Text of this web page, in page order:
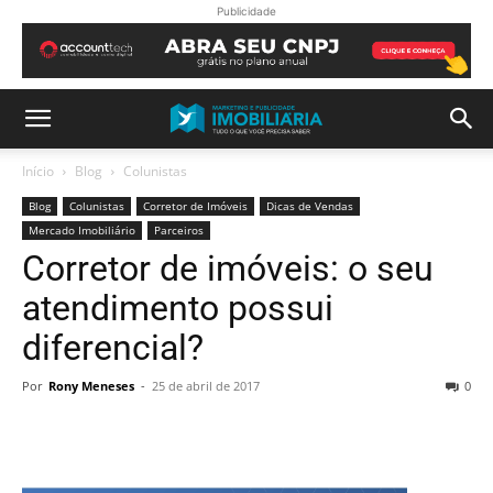
Publicidade
Início Blog Colunistas
Blog Colunistas Corretor de Imóveis
Dicas de Vendas
Mercado Imobiliário
Parceiros
Corretor de imóveis: o seu
atendimento possui
diferencial?
Por Rony Meneses - 25 de abril de 2017 0